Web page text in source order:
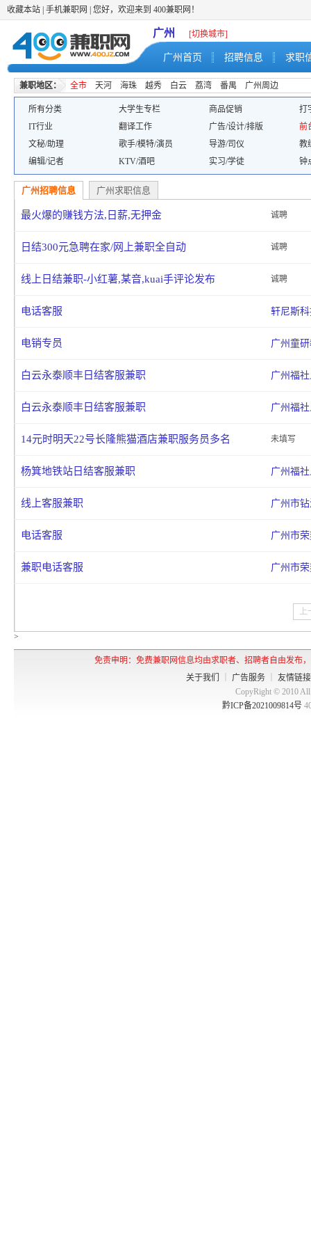
收藏本站 手机兼职网 | 您好，欢迎来到 400兼职网！
广州 [切换城市]
广州首页 招聘信息 求职
兼职地区： 全市 天河 海珠 越秀 白云 荔湾 番禺 广州周边
所有分类 大学生专栏 商品促销
打
IT行业
翻译工作 广告/设计/排版
前
文秘/助理
歌手/模特/演员 导游/司仪
教
编辑/记者
KTV/酒吧 实习/学徒 钟
广州招聘信息 广州求职信息
最火爆的赚钱方法,日薪,无押金 诚聘
日结300元急聘在家/网上兼职全自动 诚聘
线上日结兼职-小红薯,某音,kuai手评论发布 诚聘
电话客服 轩尼斯
电销专员 广州童
白云永泰顺丰日结客服兼职 广州福
白云永泰顺丰日结客服兼职 广州福
14元时明天22号长隆熊猫酒店兼职服务员多名 未填写
杨箕地铁站日结客服兼职 广州福
线上客服兼职 广州市
电话客服 广州市
兼职电话客服 广州市
上
>
免责申明：免费兼职网信息均由求职者、招聘者自由发布
关于我们
广告服务
友情链接
CopyRight © 2010
黔ICP备2021009814号